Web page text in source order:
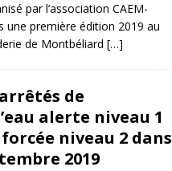
par l’association CAEM-
une première édition 2019 au
de Montbéliard […]
de
alerte niveau 1
niveau 2 dans
2019